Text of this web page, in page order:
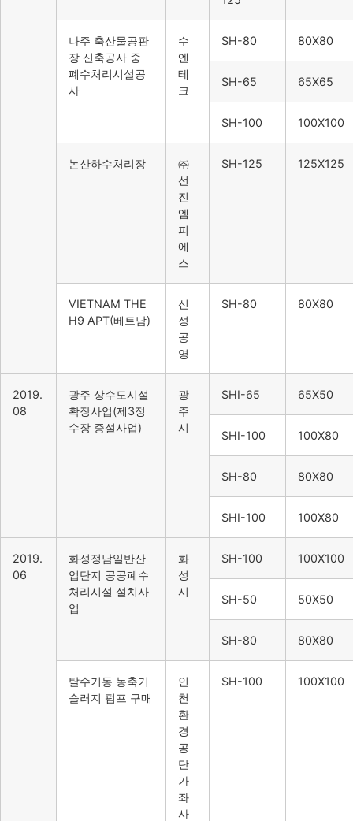
나주 축산물공판
장 신축공사 중
폐수처리시설공
사
수
엔
테
크
SH-80 80X80
SH-65 65X65
SH-100 100X100
논산하수처리장
㈜
선
진
엠
피
에
스
SH-125 125X125
VIETNAM THE
H9 APT(베트남)
신
성
공
영
SH-80 80X80
2019.
08
광주 상수도시설
확장사업(제3정
수장 증설사업)
광
주
시
SHI-65 65X50
SHI-100 100X80
SH-80 80X80
SHI-100 100X80
2019.
06
화성정남일반산
업단지 공공폐수
처리시설 설치사
업
화
성
시
SH-100 100X100
SH-50 50X50
SH-80 80X80
탈수기동 농축기
슬러지 펌프 구매
인
천
환
경
공
단
가
좌
사
SH-100 100X100